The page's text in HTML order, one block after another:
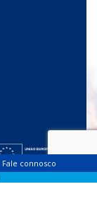
Fale connosco